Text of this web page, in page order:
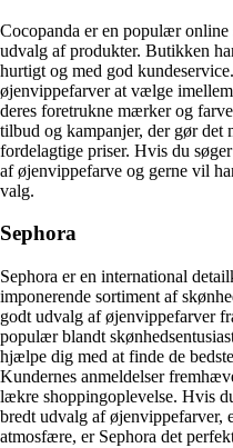
Cocopanda er en populær
udvalg af produkter. Butikken
hurtigt og med god
øjenvippefarver at vælge
deres foretrukne mærker og
tilbud og kampanjer, der gør det
fordelagtige priser. Hvis du
af øjenvippefarve og gerne vil
valg.
Sephora
Sephora er en international
imponerende sortiment af
godt udvalg af øjenvippefarver
populær blandt
hjælpe dig med at finde de
Kundernes anmeldelser
lækre shoppingoplevelse. Hvis
bredt udvalg af øjenvippefarver,
atmosfære, er Sephora det